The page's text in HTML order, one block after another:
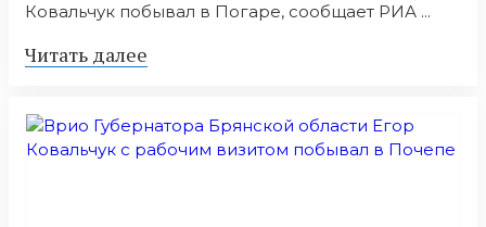
Ковальчук побывал в Погаре, сообщает РИА ...
Читать далее